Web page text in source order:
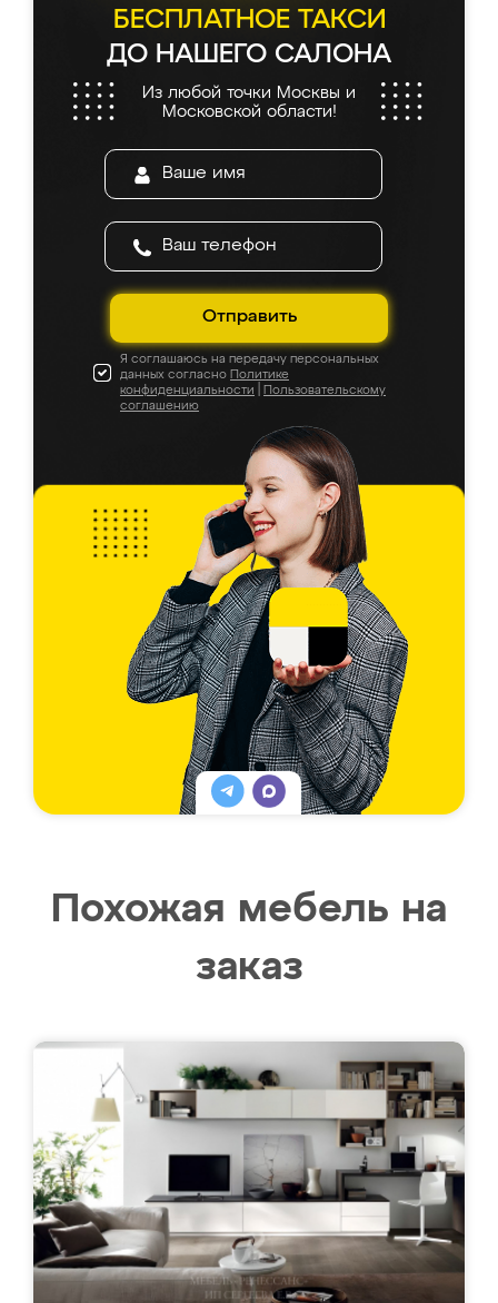
БЕСПЛАТНОЕ ТАКСИ
ДО НАШЕГО САЛОНА
Из любой точки Москвы и
Московской области!
Отправить
Я соглашаюсь на передачу персональных
данных согласно Политике
конфиденциальности
Пользовательскому
соглашению
Похожая мебель на
заказ